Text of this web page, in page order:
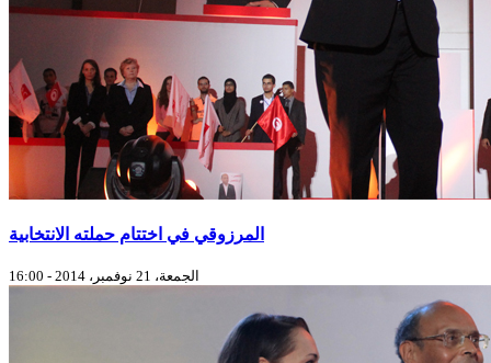
المرزوقي في اختتام حملته الانتخابية
الجمعة، 21 نوفمبر، 2014 - 16:00